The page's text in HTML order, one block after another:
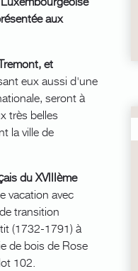
aux
et
eux aussi d'une
seront à
très belles
la ville de
du XVIIIème
vacation avec
transition
(1732-1791) à
de bois de Rose
102.